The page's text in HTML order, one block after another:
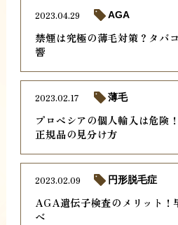
禁煙は究極の薄毛対策？タバ
響
2023.04.29 AGA
プロペシアの個人輸入は危険
正規品の見分け方
2023.02.17 薄毛
AGA遺伝子検査のメリット！
べ
2023.02.09 円形脱毛症